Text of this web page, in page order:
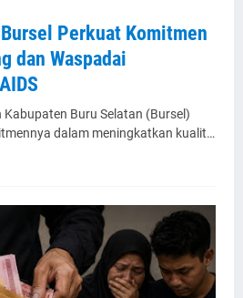
Perkuat Komitmen
dan Waspadai
Kabupaten Buru Selatan (Bursel)
dalam meningkatkan kualit…